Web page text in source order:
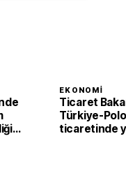
EKONOMI
Ticaret
Türkiye-
ticaretinde